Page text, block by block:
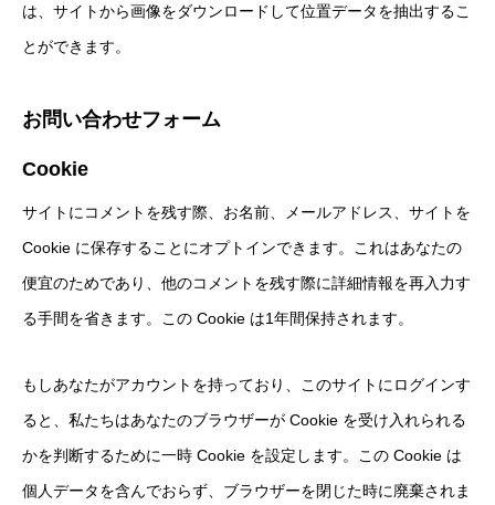
は、サイトから画像をダウンロードして位置データを抽出するこ
とができます。
お問い合わせフォーム
Cookie
サイトにコメントを残す際、お名前、メールアドレス、サイトを
Cookie に保存することにオプトインできます。これはあなたの
便宜のためであり、他のコメントを残す際に詳細情報を再入力す
る手間を省きます。この Cookie は1年間保持されます。
もしあなたがアカウントを持っており、このサイトにログインす
ると、私たちはあなたのブラウザーが Cookie を受け入れられる
かを判断するために一時 Cookie を設定します。この Cookie は
個人データを含んでおらず、ブラウザーを閉じた時に廃棄されま